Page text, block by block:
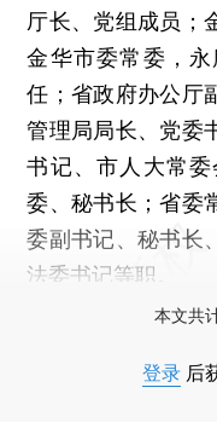
厅长、党组成员；
金华市委常委，
任；省政府办公厅
管理局局长、党委
书记、市人大常
委、秘书长；省委
委副书记、秘书长
法委书记等职。
本文共
登录 后